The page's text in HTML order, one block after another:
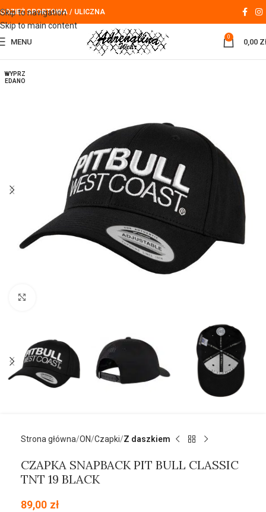
Skip to navigation
Skip to main content
ODZIEŻ SPORTOWA / ULICZNA
MENU
0
0,00
WYPRZ
EDANO
Strona główna ON Czapki Z daszkiem
CZAPKA SNAPBACK PIT BULL CLASSIC
TNT 19 BLACK
89,00 zł